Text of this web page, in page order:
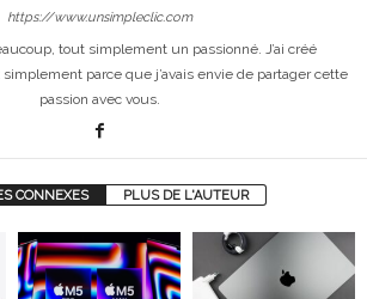
https://www.unsimpleclic.com
tout simplement un passionné. J’ai créé
parce que j’avais envie de partager cette
passion avec vous.
CONNEXES PLUS DE L'AUTEUR